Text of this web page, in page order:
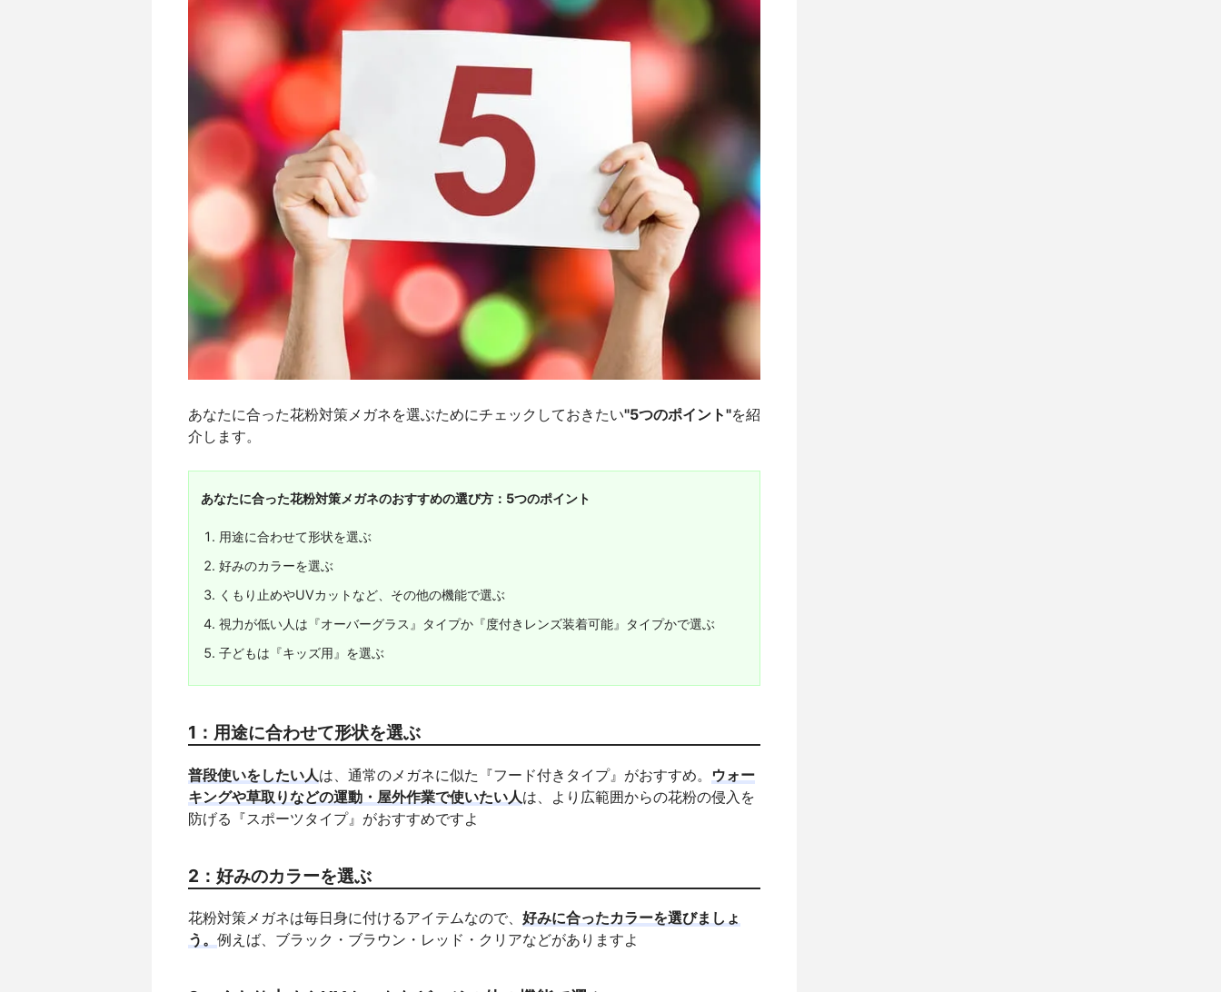
あなたに合った花粉対策メガネを選ぶためにチェックしておきたい"5つのポイント"を紹
介します。
あなたに合った花粉対策メガネのおすすめの選び方：5つのポイント
用途に合わせて形状を選ぶ
好みのカラーを選ぶ
くもり止めやUVカットなど、その他の機能で選ぶ
視力が低い人は『オーバーグラス』タイプか『度付きレンズ装着可能』タイプかで選ぶ
子どもは『キッズ用』を選ぶ
1：用途に合わせて形状を選ぶ
普段使いをしたい人は、通常のメガネに似た『フード付きタイプ』がおすすめ。 ウォー
キングや草取りなどの運動・屋外作業で使いたい人は、より広範囲からの花粉の侵入を
防げる『スポーツタイプ』がおすすめですよ
2：好みのカラーを選ぶ
花粉対策メガネは毎日身に付けるアイテムなので、 好みに合ったカラーを選びましょ
う。 例えば、ブラック・ブラウン・レッド・クリアなどがありますよ